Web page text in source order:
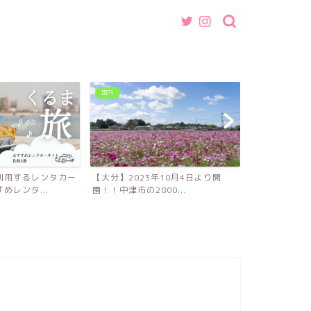
【大分】2023年10月4日より開
園！！中津市の2800...
グルメ
【福岡】魚介出汁が効いた中華そ
ば・つけ麺店『中華そば 藍...